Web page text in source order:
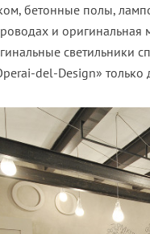
бетонные полы,
и оригинальная
светильники
del-Design» только